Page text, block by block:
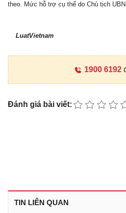
theo. Mức hỗ trợ cụ thể do Chủ tịch
LuatVietnam
1900 6192
Đánh giá bài viết:
TIN LIÊN QUAN